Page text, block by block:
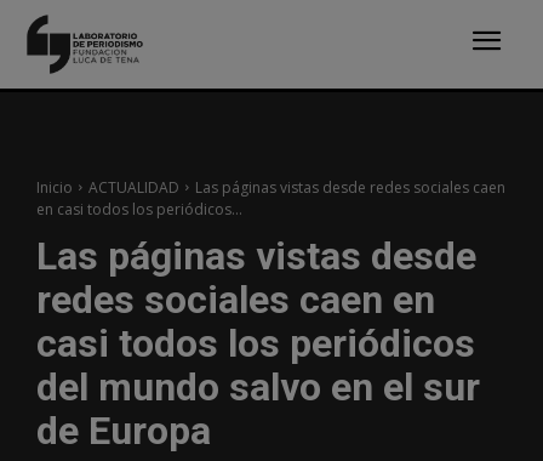
Inicio ACTUALIDAD
Las páginas vistas desde redes sociales caen
en casi todos los periódicos...
Las páginas vistas desde
redes sociales caen en
casi todos los periódicos
del mundo salvo en el sur
de Europa